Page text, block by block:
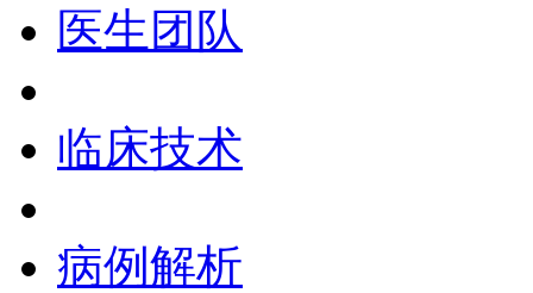
医生团队
临床技术
病例解析